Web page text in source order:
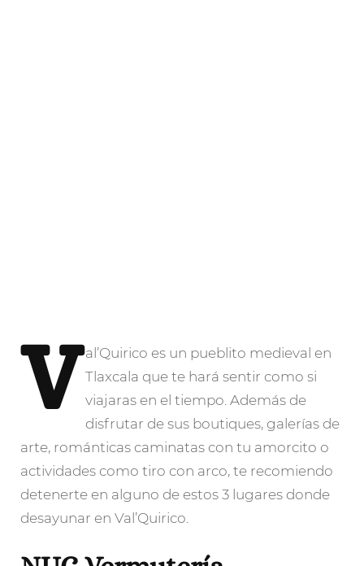
V al’Quirico es un pueblito medieval en
Tlaxcala que te hará sentir como si
viajaras en el tiempo. Además de
disfrutar de sus boutiques, galerías de
arte, románticas caminatas con tu amorcito o
actividades como tiro con arco, te recomiendo
detenerte en alguno de estos 3 lugares donde
desayunar en Val’Quirico.